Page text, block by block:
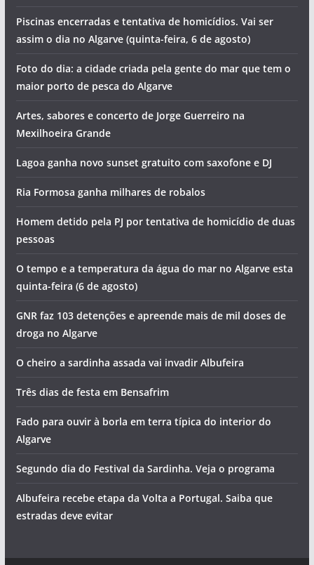
Piscinas encerradas e tentativa de homicídios. Vai ser
assim o dia no Algarve (quinta-feira, 6 de agosto)
Foto do dia: a cidade criada pela gente do mar que tem o
maior porto de pesca do Algarve
Artes, sabores e concerto de Jorge Guerreiro na
Mexilhoeira Grande
Lagoa ganha novo sunset gratuito com saxofone e DJ
Ria Formosa ganha milhares de robalos
Homem detido pela PJ por tentativa de homicídio de duas
pessoas
O tempo e a temperatura da água do mar no Algarve esta
quinta-feira (6 de agosto)
GNR faz 103 detenções e apreende mais de mil doses de
droga no Algarve
O cheiro a sardinha assada vai invadir Albufeira
Três dias de festa em Bensafrim
Fado para ouvir à borla em terra típica do interior do
Algarve
Segundo dia do Festival da Sardinha. Veja o programa
Albufeira recebe etapa da Volta a Portugal. Saiba que
estradas deve evitar